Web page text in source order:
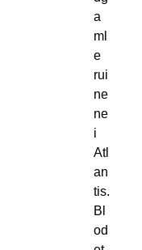
a
ml
e
rui
ne
ne
i
Atl
an
tis.
Bl
od